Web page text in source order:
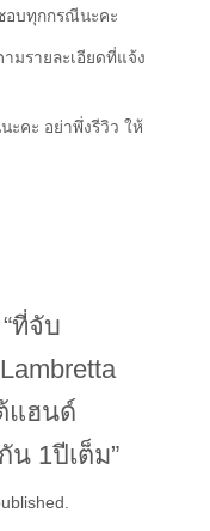
อบทุกกรณีนะคะ
มรายละเอียดที่แจ้ง
คะ อย่าพึ่งรีวิว ให้
ที่จับ
แฮนด์
น 1ปีเต็ม”